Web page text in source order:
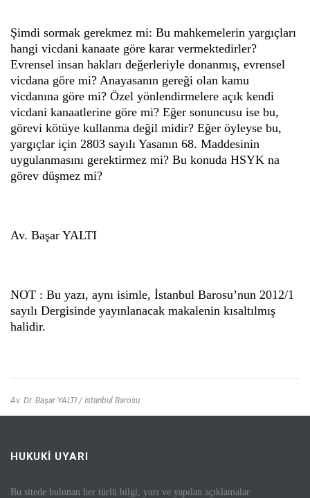
Şimdi sormak gerekmez mi: Bu mahkemelerin yargıçları
hangi vicdani kanaate göre karar vermektedirler?
Evrensel insan hakları değerleriyle donanmış, evrensel
vicdana göre mi? Anayasanın gereği olan kamu
vicdanına göre mi? Özel yönlendirmelere açık kendi
vicdani kanaatlerine göre mi? Eğer sonuncusu ise bu,
görevi kötüye kullanma değil midir? Eğer öyleyse bu,
yargıçlar için 2803 sayılı Yasanın 68. Maddesinin
uygulanmasını gerektirmez mi? Bu konuda HSYK na
görev düşmez mi?
Av. Başar YALTI
NOT : Bu yazı, aynı isimle, İstanbul Barosu’nun 2012/1
sayılı Dergisinde yayınlanacak makalenin kısaltılmış
halidir.
Av. Dr. Başar YALTI / İstanbul Barosu
HUKUKİ UYARI
Bu sitede bulunan her türlü bilgi, yazı ve yapılan açıklamalar